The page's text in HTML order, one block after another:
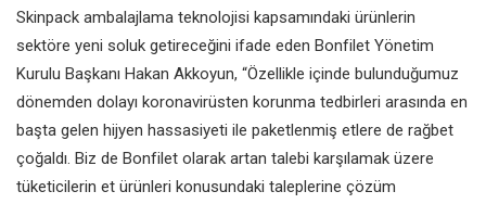
Skinpack ambalajlama teknolojisi kapsamındaki ürünlerin
sektöre yeni soluk getireceğini ifade eden Bonfilet Yönetim
Kurulu Başkanı Hakan Akkoyun, “Özellikle içinde bulunduğumuz
dönemden dolayı koronavirüsten korunma tedbirleri arasında en
başta gelen hijyen hassasiyeti ile paketlenmiş etlere de rağbet
çoğaldı. Biz de Bonfilet olarak artan talebi karşılamak üzere
tüketicilerin et ürünleri konusundaki taleplerine çözüm